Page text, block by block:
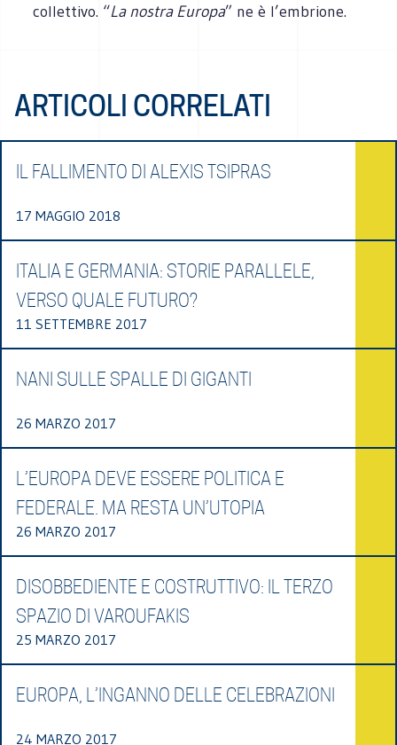
collettivo. “La nostra Europa” ne è l’embrione.
ARTICOLI CORRELATI
IL FALLIMENTO DI ALEXIS TSIPRAS
17 MAGGIO 2018
ITALIA E GERMANIA: STORIE PARALLELE,
VERSO QUALE FUTURO?
11 SETTEMBRE 2017
NANI SULLE SPALLE DI GIGANTI
26 MARZO 2017
L’EUROPA DEVE ESSERE POLITICA E
FEDERALE. MA RESTA UN’UTOPIA
26 MARZO 2017
DISOBBEDIENTE E COSTRUTTIVO: IL TERZO
SPAZIO DI VAROUFAKIS
25 MARZO 2017
EUROPA, L’INGANNO DELLE CELEBRAZIONI
24 MARZO 2017